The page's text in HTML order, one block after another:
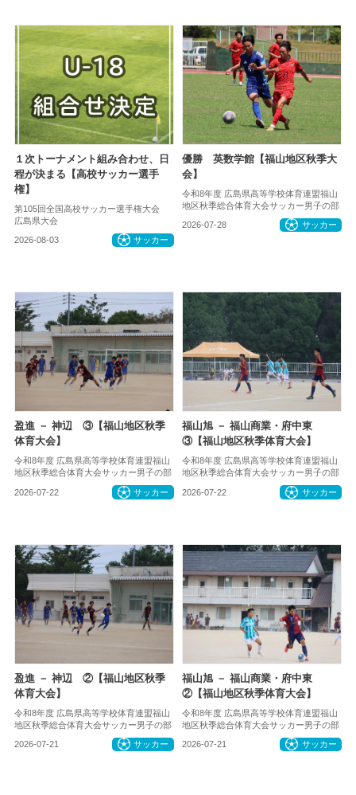
１次トーナメント組み合わせ、日
程が決まる【高校サッカー選手
権】
第105回全国高校サッカー選手権大会
広島県大会
2026-08-03 サッカー
優勝 英数学館【福山地区秋季大
会】
令和8年度 広島県高等学校体育連盟福山
地区秋季総合体育大会サッカー男子の部
2026-07-28 サッカー
盈進 － 神辺 ③【福山地区秋季
体育大会】
令和8年度 広島県高等学校体育連盟福山
地区秋季総合体育大会サッカー男子の部
2026-07-22 サッカー
福山旭 － 福山商業・府中東
③【福山地区秋季体育大会】
令和8年度 広島県高等学校体育連盟福山
地区秋季総合体育大会サッカー男子の部
2026-07-22 サッカー
盈進 － 神辺 ②【福山地区秋季
体育大会】
令和8年度 広島県高等学校体育連盟福山
地区秋季総合体育大会サッカー男子の部
2026-07-21 サッカー
福山旭 － 福山商業・府中東
②【福山地区秋季体育大会】
令和8年度 広島県高等学校体育連盟福山
地区秋季総合体育大会サッカー男子の部
2026-07-21 サッカー